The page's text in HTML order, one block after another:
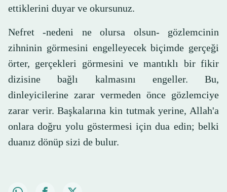
ettiklerini duyar ve okursunuz.
Nefret -nedeni ne olursa olsun- gözlemcinin
zihninin görmesini engelleyecek biçimde gerçeği
örter, gerçekleri görmesini ve mantıklı bir fikir
dizisine bağlı kalmasını engeller. Bu,
dinleyicilerine zarar vermeden önce gözlemciye
zarar verir. Başkalarına kin tutmak yerine, Allah'a
onlara doğru yolu göstermesi için dua edin; belki
duanız dönüp sizi de bulur.